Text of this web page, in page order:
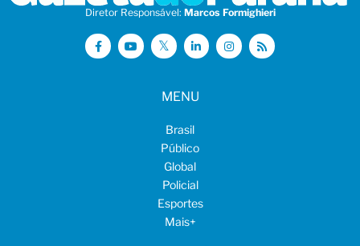
Diretor Responsável: Marcos Formighieri
MENU
Brasil
Público
Global
Policial
Esportes
Mais+